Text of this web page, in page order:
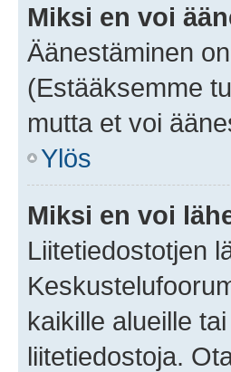
Miksi en voi
Äänestäminen
(Estääksemme
mutta et voi
Ylös
Miksi en voi
Liitetiedostotjen
kaikille alueille
liitetiedostoja.